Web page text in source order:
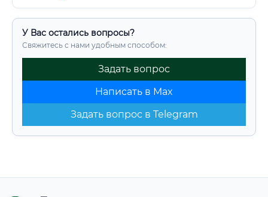
У Вас остались вопросы?
Свяжитесь с нами удобным способом:
Задать вопрос
Написать в Max
Задать вопрос в Telegram